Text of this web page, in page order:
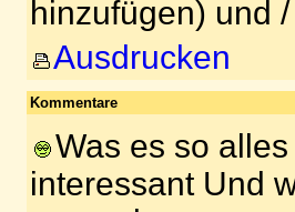
hinzufügen) und
Ausdrucken
Kommentare
Was es so
interessant Und